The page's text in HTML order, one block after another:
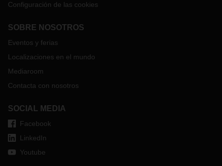
Configuración de las cookies
SOBRE NOSOTROS
Eventos y ferias
Localizaciones en el mundo
Mediaroom
Contacta con nosotros
SOCIAL MEDIA
Facebook
LinkedIn
Youtube